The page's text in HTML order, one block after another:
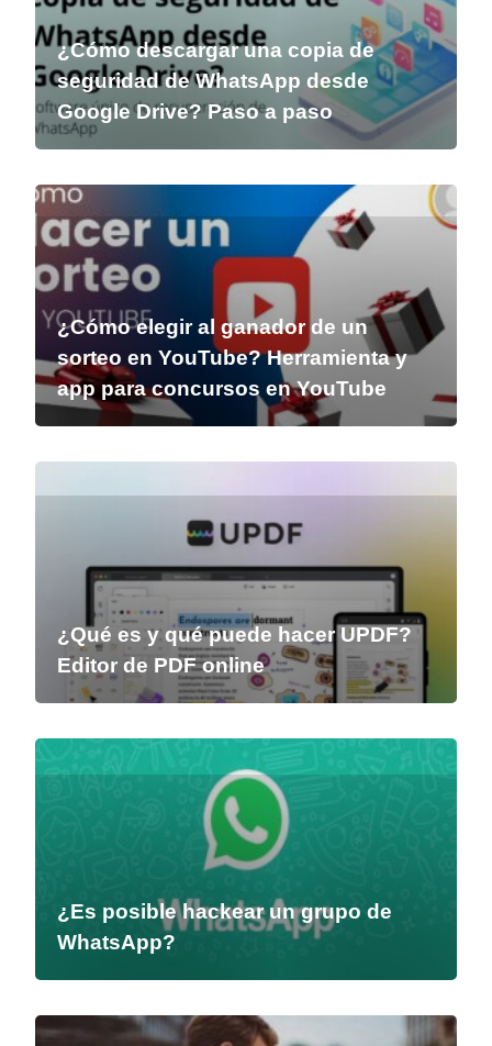
¿Cómo descargar una copia de
seguridad de WhatsApp desde
Google Drive? Paso a paso
¿Cómo elegir al ganador de un
sorteo en YouTube? Herramienta y
app para concursos en YouTube
¿Qué es y qué puede hacer UPDF?
Editor de PDF online
¿Es posible hackear un grupo de
WhatsApp?